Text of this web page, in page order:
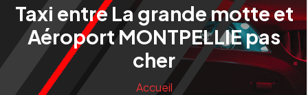
Taxi entre La grande motte et
Aéroport MONTPELLIE pas
cher
Accueil